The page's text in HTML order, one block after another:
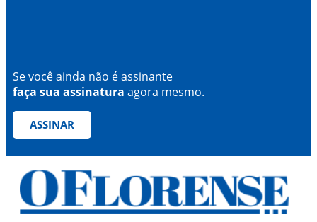
Se você ainda não é assinante
faça sua assinatura agora mesmo.
ASSINAR